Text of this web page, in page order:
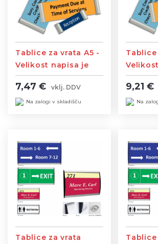
Tablice za vrata A5 -
Velikost napisa je
148mm x 210mm
7,47 € vklj. DDV
Na zalogi v skladišču
Tablice
210
9,21 €
Na
Tablice za vrata
Tablice